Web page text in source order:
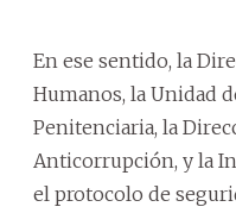
En ese sentido, la
Humanos, la Unidad
Penitenciaria, la
Anticorrupción, y la
el protocolo de